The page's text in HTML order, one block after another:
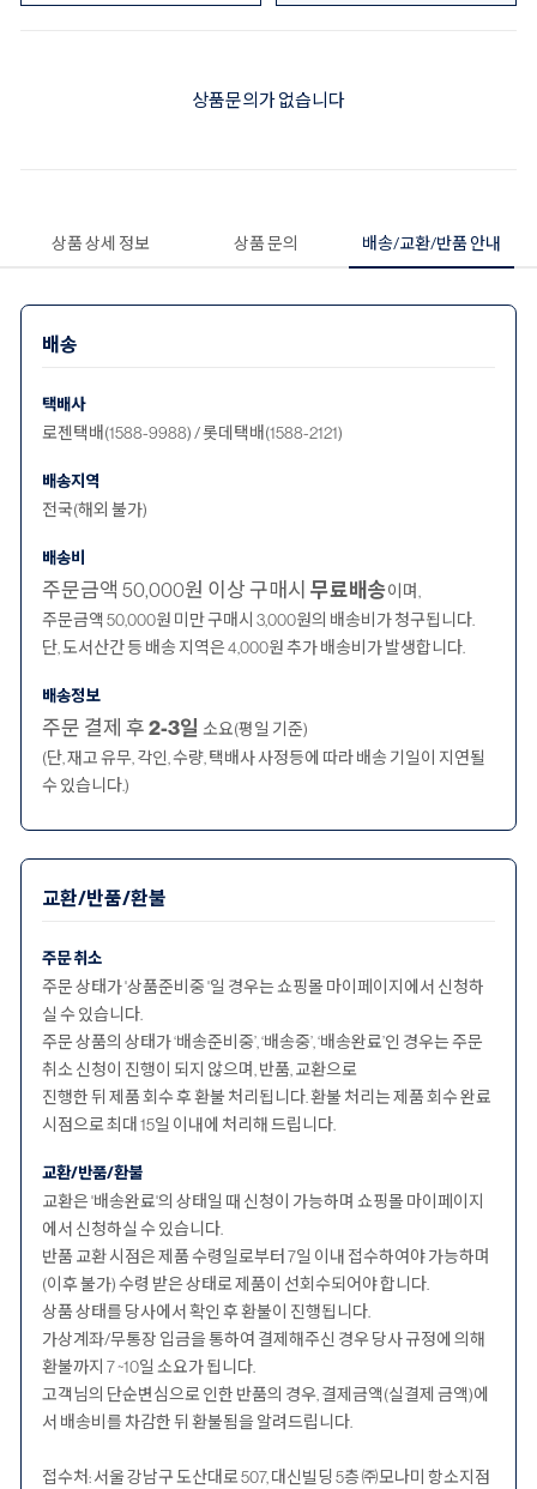
상품문의가 없습니다
상품 상세 정보 상품 문의 배송/교환/반품 안내
배송
택배사
로젠택배(1588-9988) / 롯데택배(1588-2121)
배송지역
전국(해외 불가)
배송비
주문금액 50,000원 이상 구매시 무료배송이며,
주문금액 50,000원 미만 구매시 3,000원의 배송비가 청구됩니다.
단, 도서산간 등 배송 지역은 4,000원 추가 배송비가 발생합니다.
배송정보
주문 결제 후 2-3일 소요(평일 기준)
(단, 재고 유무, 각인, 수량, 택배사 사정등에 따라 배송 기일이 지연될
수 있습니다.)
교환/반품/환불
주문 취소
주문 상태가 '상품준비중 '일 경우는 쇼핑몰 마이페이지에서 신청하
실 수 있습니다.
주문 상품의 상태가 ‘배송준비중’, ‘배송중’, ‘배송완료’인 경우는 주문
취소 신청이 진행이 되지 않으며, 반품, 교환으로
진행한 뒤 제품 회수 후 환불 처리됩니다. 환불 처리는 제품 회수 완료
시점으로 최대 15일 이내에 처리해 드립니다.
교환/반품/환불
교환은 '배송완료'의 상태일 때 신청이 가능하며 쇼핑몰 마이페이지
에서 신청하실 수 있습니다.
반품 교환 시점은 제품 수령일로부터 7일 이내 접수하여야 가능하며
(이후 불가) 수령 받은 상태로 제품이 선회수되어야 합니다.
상품 상태를 당사에서 확인 후 환불이 진행됩니다.
가상계좌/무통장 입금을 통하여 결제해주신 경우 당사 규정에 의해
환불까지 7 ~10일 소요가 됩니다.
고객님의 단순변심으로 인한 반품의 경우, 결제금액(실결제 금액)에
서 배송비를 차감한 뒤 환불됨을 알려드립니다.
접수처: 서울 강남구 도산대로 507, 대신빌딩 5층 ㈜모나미 항소지점